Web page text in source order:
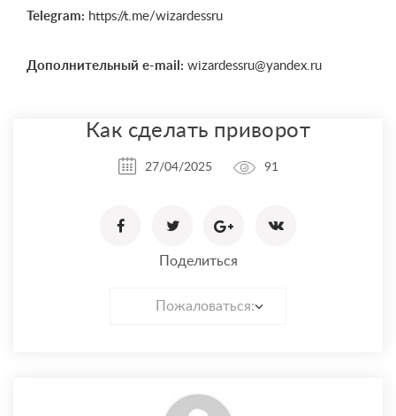
Telegram: https://t.me/wizardessru
Дополнительный e-mail: wizardessru@yandex.ru
Как сделать приворот
27/04/2025 91
Поделиться
Пожаловаться: